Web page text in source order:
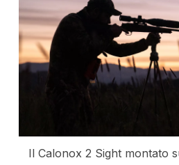
Il Calonox 2 Sight montato